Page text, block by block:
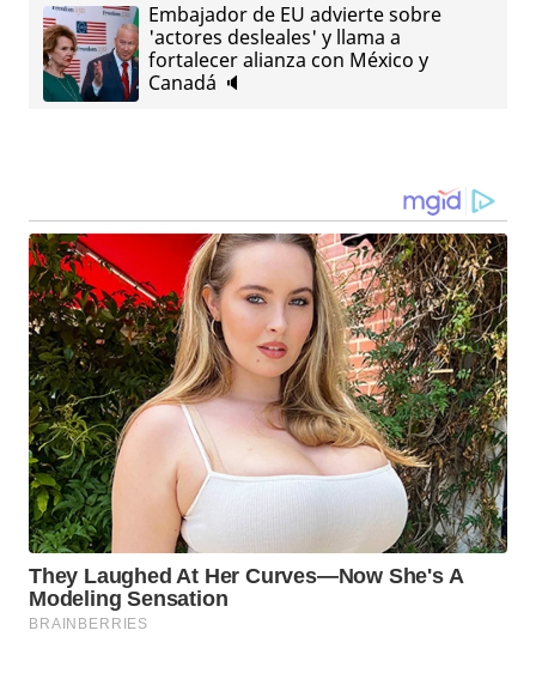
Embajador de EU advierte sobre
'actores desleales' y llama a
fortalecer alianza con México y
Canadá 🔈